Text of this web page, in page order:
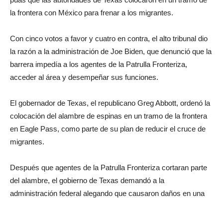
la frontera con México para frenar a los migrantes.
Con cinco votos a favor y cuatro en contra, el alto tribunal dio
la razón a la administración de Joe Biden, que denunció que la
barrera impedía a los agentes de la Patrulla Fronteriza,
acceder al área y desempeñar sus funciones.
El gobernador de Texas, el republicano Greg Abbott, ordenó la
colocación del alambre de espinas en un tramo de la frontera
en Eagle Pass, como parte de su plan de reducir el cruce de
migrantes.
Después que agentes de la Patrulla Fronteriza cortaran parte
del alambre, el gobierno de Texas demandó a la
administración federal alegando que causaron daños en una